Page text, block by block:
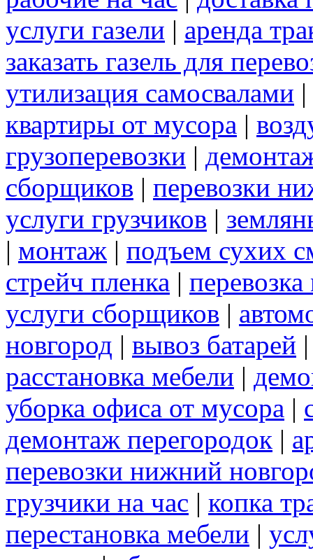
услуги газели | аренда
заказать газель для
утилизация самосвалами |
квартиры от мусора |
грузоперевозки |
сборщиков | перевозки
услуги грузчиков |
| монтаж | подъем сухих
стрейч пленка |
услуги сборщиков |
новгород | вывоз батарей
расстановка мебели |
уборка офиса от мусора |
демонтаж перегородок |
перевозки нижний
грузчики на час | копка
перестановка мебели |